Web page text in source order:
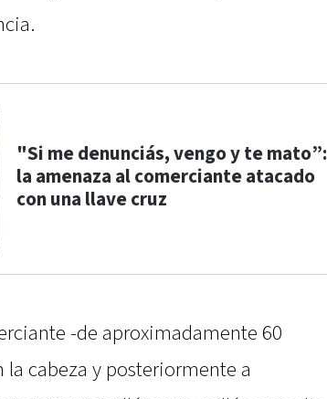
"Si me denunciás, vengo y te mato”:
la amenaza al comerciante atacado
con una llave cruz
-de aproximadamente 60
la cabeza y posteriormente a